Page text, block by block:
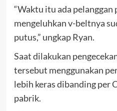
“Waktu itu ada pelanggan
mengeluhkan v-beltnya
putus,” ungkap Ryan.
Saat dilakukan
tersebut menggunakan
lebih keras dibanding per
pabrik.